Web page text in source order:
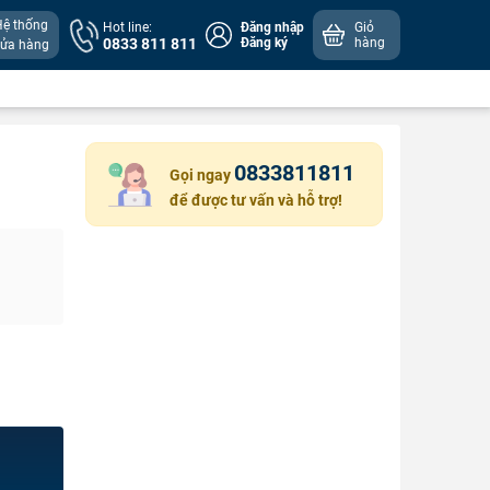
thống
hàng
Hot line:
0833 811 811
Đăng nhập
Đăng ký
Giỏ
hàng
Gọi ngay 0833811811
để được tư vấn và hỗ trợ!